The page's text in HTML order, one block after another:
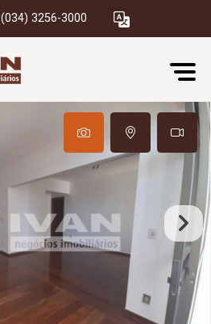
(034) 3256-3000